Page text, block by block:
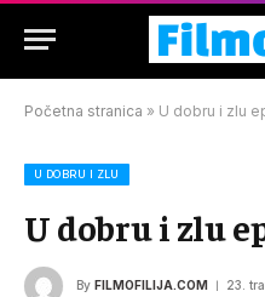
Početna stranica » U dobru i zlu
U DOBRU I ZLU
U dobru i zlu
By FILMOFILIJA.COM 23.